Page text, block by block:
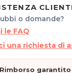
o domande?
le FAQ
una richiesta di
Rimborso